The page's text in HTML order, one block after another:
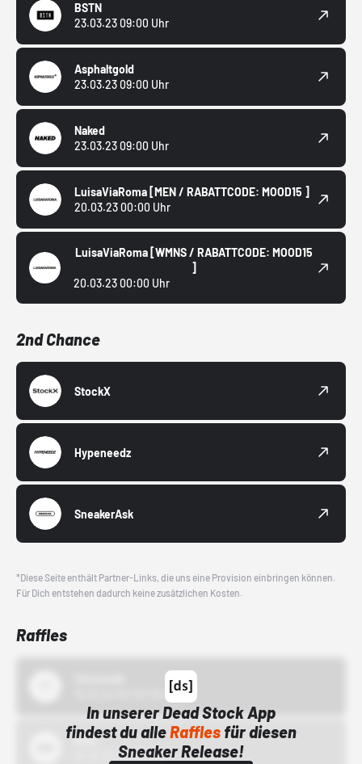
BSTN
23.03.23 09:00 Uhr
Asphaltgold
23.03.23 09:00 Uhr
Naked
23.03.23 09:00 Uhr
LuisaViaRoma [MEN / RABATTCODE: MOOD15 ]
20.03.23 00:00 Uhr
LuisaViaRoma [WMNS / RABATTCODE: MOOD15
]
20.03.23 00:00 Uhr
2nd Chance
StockX
Hypeneedz
SneakerAsk
*Diese Seite enthält Partner-Links, die uns eine Provision einbringen können.
Für Dich entstehen dadurch keine zusätzlichen Kosten.
Raffles
In unserer Dead Stock App
findest du alleRafflesfür diesen
Sneaker Release!
Bstn
01.10.22 00:00 Uhr